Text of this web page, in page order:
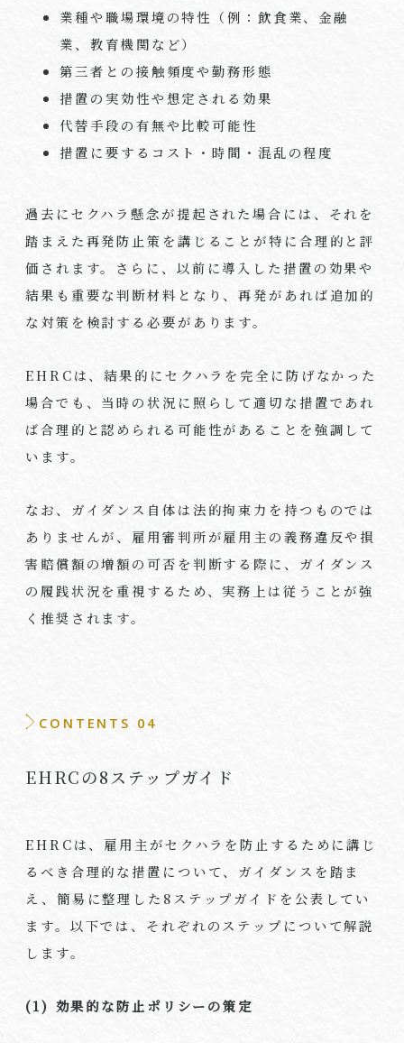
業種や職場環境の特性（例：飲食業、金融
業、教育機関など）
第三者との接触頻度や勤務形態
措置の実効性や想定される効果
代替手段の有無や比較可能性
措置に要するコスト・時間・混乱の程度
過去にセクハラ懸念が提起された場合には、それを
踏まえた再発防止策を講じることが特に合理的と評
価されます。さらに、以前に導入した措置の効果や
結果も重要な判断材料となり、再発があれば追加的
な対策を検討する必要があります。
EHRCは、結果的にセクハラを完全に防げなかった
場合でも、当時の状況に照らして適切な措置であれ
ば合理的と認められる可能性があることを強調して
います。
なお、ガイダンス自体は法的拘束力を持つものでは
ありませんが、雇用審判所が雇用主の義務違反や損
害賠償額の増額の可否を判断する際に、ガイダンス
の履践状況を重視するため、実務上は従うことが強
く推奨されます。
CONTENTS 04
EHRCの8ステップガイド
EHRCは、雇用主がセクハラを防止するために講じ
るべき合理的な措置について、ガイダンスを踏ま
え、簡易に整理した8ステップガイドを公表してい
ます。以下では、それぞれのステップについて解説
します。
(1) 効果的な防止ポリシーの策定